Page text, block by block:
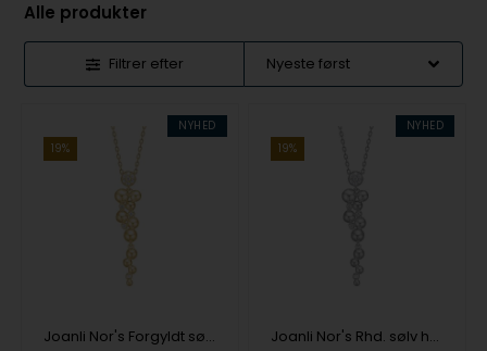
Alle produkter
Filtrer efter
NYHED
19%
Joanli Nor's Forgyldt sølv halskæde TALIANOR
NYHED
19%
Joanli Nor's Rhd. sølv halskæde TALIANOR